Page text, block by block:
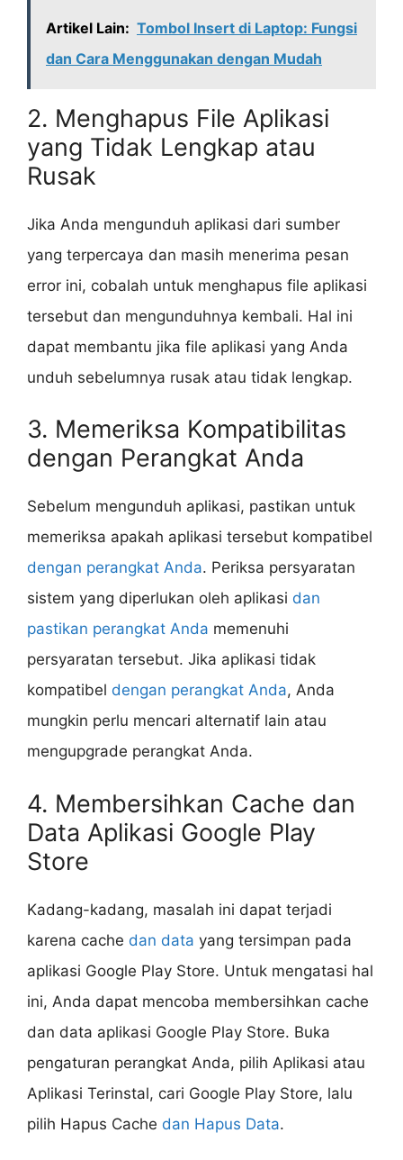
Artikel Lain: Tombol Insert di Laptop: Fungsi
dan Cara Menggunakan dengan Mudah
2. Menghapus File Aplikasi
yang Tidak Lengkap atau
Rusak
Jika Anda mengunduh aplikasi dari sumber
yang terpercaya dan masih menerima pesan
error ini, cobalah untuk menghapus file aplikasi
tersebut dan mengunduhnya kembali. Hal ini
dapat membantu jika file aplikasi yang Anda
unduh sebelumnya rusak atau tidak lengkap.
3. Memeriksa Kompatibilitas
dengan Perangkat Anda
Sebelum mengunduh aplikasi, pastikan untuk
memeriksa apakah aplikasi tersebut kompatibel
dengan perangkat Anda. Periksa persyaratan
sistem yang diperlukan oleh aplikasi dan
pastikan perangkat Anda memenuhi
persyaratan tersebut. Jika aplikasi tidak
kompatibel dengan perangkat Anda, Anda
mungkin perlu mencari alternatif lain atau
mengupgrade perangkat Anda.
4. Membersihkan Cache dan
Data Aplikasi Google Play
Store
Kadang-kadang, masalah ini dapat terjadi
karena cache dan data yang tersimpan pada
aplikasi Google Play Store. Untuk mengatasi hal
ini, Anda dapat mencoba membersihkan cache
dan data aplikasi Google Play Store. Buka
pengaturan perangkat Anda, pilih Aplikasi atau
Aplikasi Terinstal, cari Google Play Store, lalu
pilih Hapus Cache dan Hapus Data.